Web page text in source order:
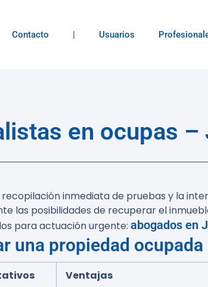
Contacto | Usuarios
en ocupas –
inmediata de pruebas y la
las posibilidades de recuperar el
para actuación urgente: abogados en
una propiedad ocupada
Ventajas